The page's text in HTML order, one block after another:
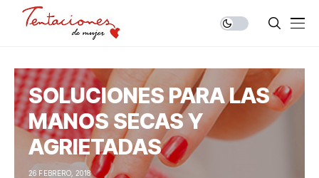
SOLUCIONES PARA LAS
MANOS SECAS Y
AGRIETADAS
26 FEBRERO, 2018